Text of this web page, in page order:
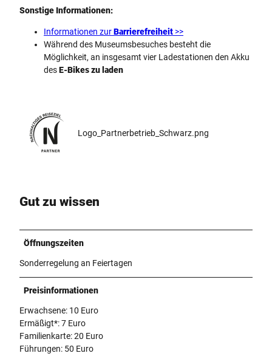
Sonstige Informationen:
Informationen zurBarrierefreiheit >>
Während des Museumsbesuches besteht die
Möglichkeit, an insgesamt vier Ladestationen den Akku
desE-Bikes zu laden
Logo_Partnerbetrieb_Schwarz.png
Gut zu wissen
Öffnungszeiten
Sonderregelung an Feiertagen
Preisinformationen
Erwachsene: 10 Euro
Ermäßigt*: 7 Euro
Familienkarte: 20 Euro
Führungen: 50 Euro